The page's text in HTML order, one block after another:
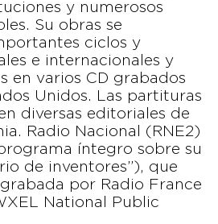
y numerosos
Su obras se
ciclos y
e internacionales y
en varios CD grabados
Unidos. Las partituras
diversas editoriales de
Radio Nacional (RNE2)
íntegro sobre su
de inventores”), que
por Radio France
National Public